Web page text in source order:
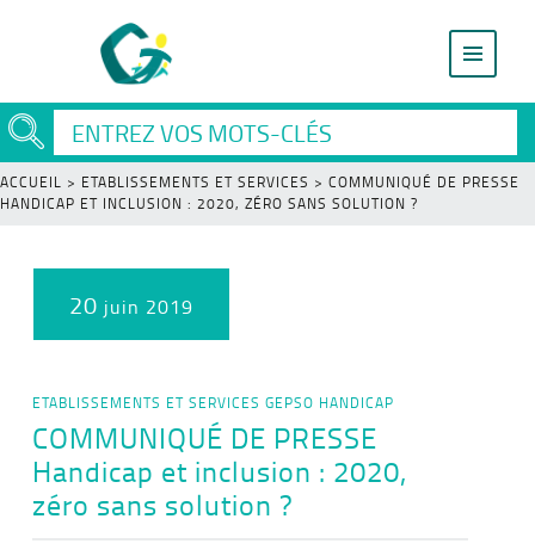
ACCUEIL > ETABLISSEMENTS ET SERVICES > COMMUNIQUÉ DE PRESSE
HANDICAP ET INCLUSION : 2020, ZÉRO SANS SOLUTION ?
20 juin 2019
ETABLISSEMENTS ET SERVICES GEPSO HANDICAP
COMMUNIQUÉ DE PRESSE
Handicap et inclusion : 2020,
zéro sans solution ?